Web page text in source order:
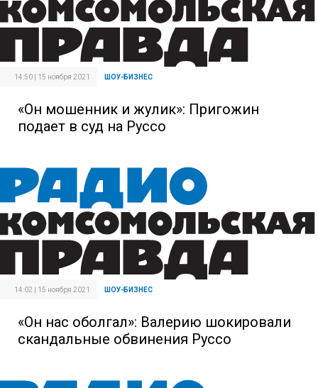
14:50 | 15 ноября 2021 ШОУ-БИЗНЕС
«Он мошенник и жулик»: Пригожин
подает в суд на Руссо
14:02 | 15 ноября 2021 ШОУ-БИЗНЕС
«Он нас оболгал»: Валерию шокировали
скандальные обвинения Руссо